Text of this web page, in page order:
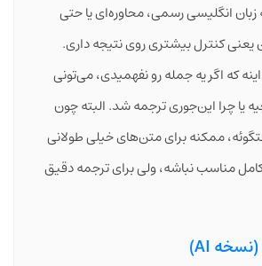
زبان انگلیسی رسمی، محاوره‌ای یا حتی
یعنی کنترل بیشتری روی نتیجه داری.
که اگر یه جمله رو نفهمیدی، می‌تونی
یا چرا این‌جوری ترجمه شد. البته چون
ممکنه برای متن‌های خیلی طولانی
مناسب نباشه، ولی برای ترجمه دقیق